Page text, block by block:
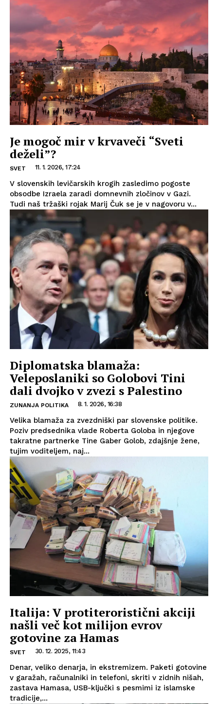
Je mogoč mir v krvaveči “Sveti
deželi”?
SVET 11. 1. 2026, 17:24
V slovenskih levičarskih krogih zasledimo pogoste
obsodbe Izraela zaradi domnevnih zločinov v Gazi.
Tudi naš tržaški rojak Marij Čuk se je v nagovoru v...
Diplomatska blamaža:
Veleposlaniki so Golobovi Tini
dali dvojko v zvezi s Palestino
ZUNANJA POLITIKA 8. 1. 2026, 16:38
Velika blamaža za zvezdniški par slovenske politike.
Poziv predsednika vlade Roberta Goloba in njegove
takratne partnerke Tine Gaber Golob, zdajšnje žene,
tujim voditeljem, naj...
Italija: V protiteroristični akciji
našli več kot milijon evrov
gotovine za Hamas
SVET 30. 12. 2025, 11:43
Denar, veliko denarja, in ekstremizem. Paketi gotovine
v garažah, računalniki in telefoni, skriti v zidnih nišah,
zastava Hamasa, USB-ključki s pesmimi iz islamske
tradicije,...